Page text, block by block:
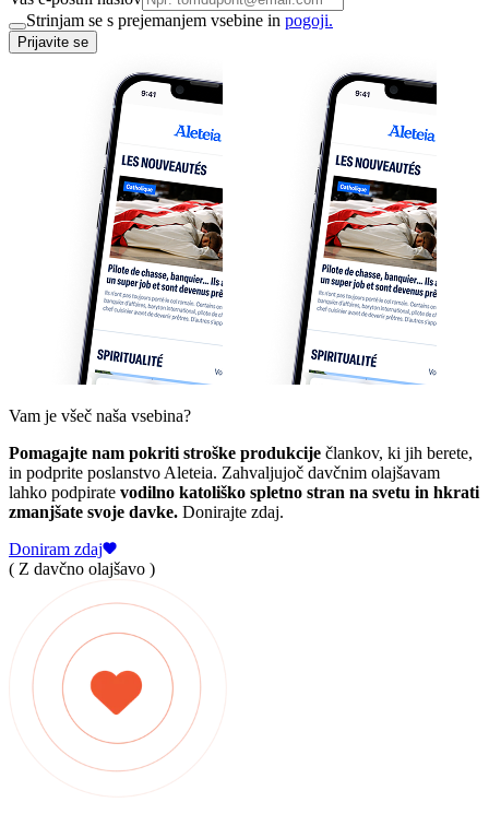
Strinjam se s prejemanjem vsebine in pogoji.
Prijavite se
Vam je všeč naša vsebina?
Pomagajte nam pokriti stroške produkcije člankov, ki jih berete,
in podprite poslanstvo Aleteia. Zahvaljujoč davčnim olajšavam
lahko podpirate vodilno katoliško spletno stran na svetu in hkrati
zmanjšate svoje davke. Donirajte zdaj.
Doniram zdaj
( Z davčno olajšavo )